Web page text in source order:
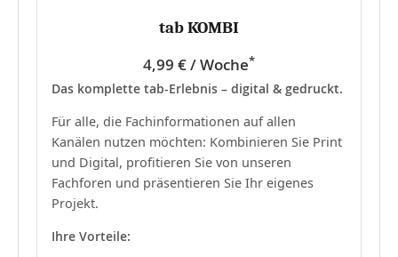
tab KOMBI
4,99 € / Woche*
Das komplette tab-Erlebnis – digital & gedruckt.
Für alle, die Fachinformationen auf allen
Kanälen nutzen möchten: Kombinieren Sie Print
und Digital, profitieren Sie von unseren
Fachforen und präsentieren Sie Ihr eigenes
Projekt.
Ihre Vorteile: